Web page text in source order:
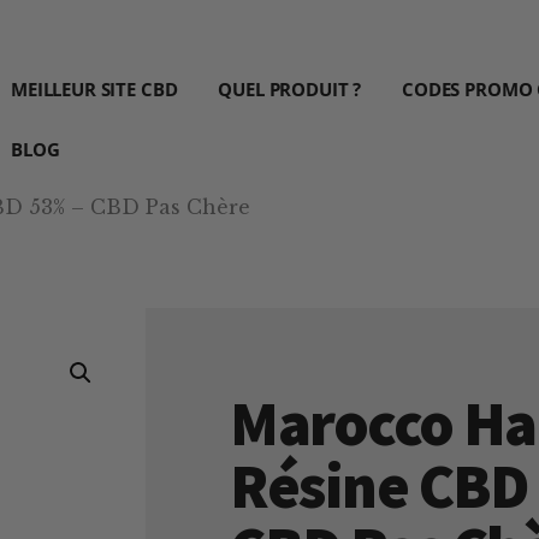
MEILLEUR SITE CBD QUEL PRODUIT ? CODES PROMO
BLOG
53% – CBD Pas Chère
Marocco
Résine